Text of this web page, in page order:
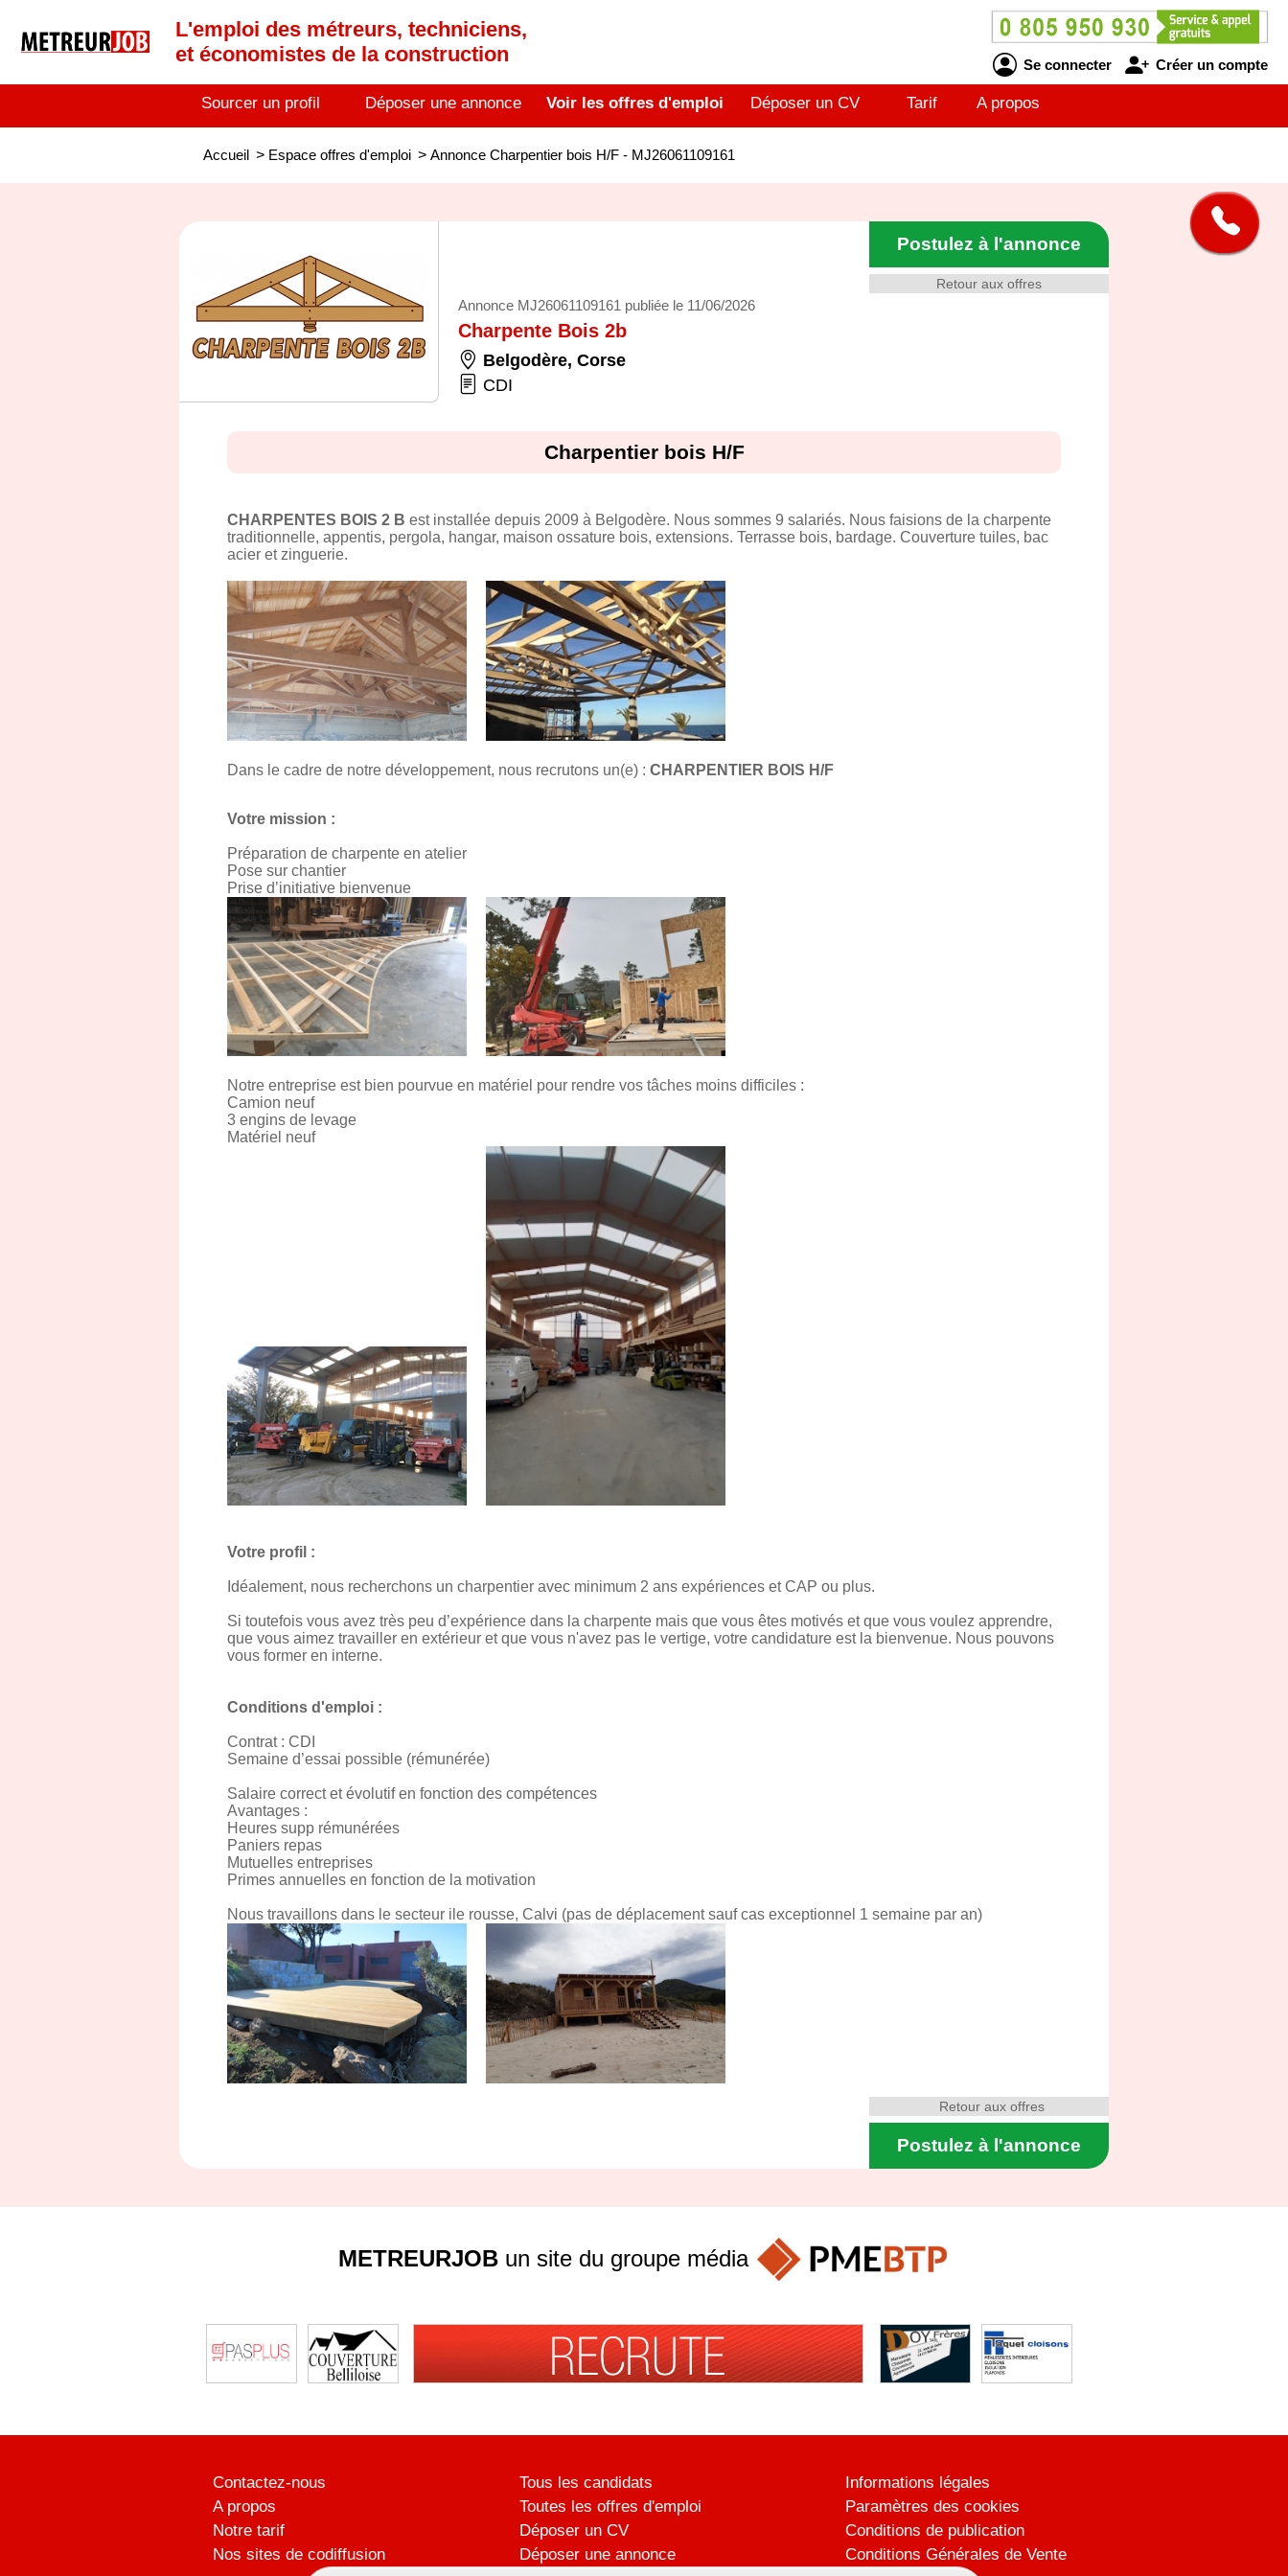
L'emploi des métreurs, techniciens,
et économistes de la construction
Se connecter Créer un compte
Sourcer un profil Déposer une annonce Voir les offres d'emploi Déposer un CV Tarif A propos
Accueil > Espace offres d'emploi > Annonce Charpentier bois H/F - MJ26061109161
Retour aux offres
Postulez à l'annonce
Annonce MJ26061109161 publiée le 11/06/2026
Charpente Bois 2b
Belgodère, Corse
CDI
Charpentier bois H/F
CHARPENTES BOIS 2 B est installée depuis 2009 à Belgodère. Nous sommes 9 salariés. Nous faisions de la charpente
traditionnelle, appentis, pergola, hangar, maison ossature bois, extensions. Terrasse bois, bardage. Couverture tuiles, bac
acier et zinguerie.
Dans le cadre de notre développement, nous recrutons un(e) : CHARPENTIER BOIS H/F
Votre mission :
Préparation de charpente en atelier
Pose sur chantier
Prise d’initiative bienvenue
Notre entreprise est bien pourvue en matériel pour rendre vos tâches moins difficiles :
Camion neuf
3 engins de levage
Matériel neuf
Votre profil :
Idéalement, nous recherchons un charpentier avec minimum 2 ans expériences et CAP ou plus.
Si toutefois vous avez très peu d’expérience dans la charpente mais que vous êtes motivés et que vous voulez apprendre,
que vous aimez travailler en extérieur et que vous n'avez pas le vertige, votre candidature est la bienvenue. Nous pouvons
vous former en interne.
Conditions d'emploi :
Contrat : CDI
Semaine d’essai possible (rémunérée)
Salaire correct et évolutif en fonction des compétences
Avantages :
Heures supp rémunérées
Paniers repas
Mutuelles entreprises
Primes annuelles en fonction de la motivation
Nous travaillons dans le secteur ile rousse, Calvi (pas de déplacement sauf cas exceptionnel 1 semaine par an)
Postulez à l'annonce
Retour aux offres
METREURJOB un site du groupe média
Contactez-nous
A propos
Notre tarif
Nos sites de codiffusion
Tous les candidats
Toutes les offres d'emploi
Déposer un CV
Déposer une annonce
Informations légales
Paramètres des cookies
Conditions de publication
Conditions Générales de Vente